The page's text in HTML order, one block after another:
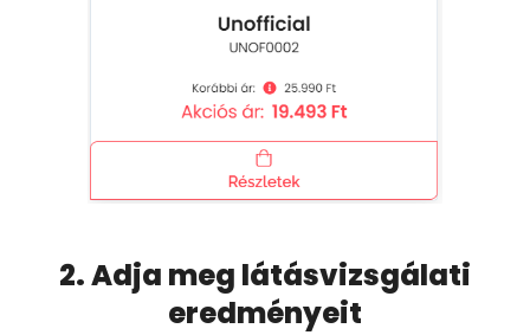
2. Adja meg látásvizsgálati
eredményeit